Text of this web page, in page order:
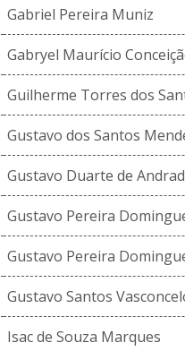
Gabriel Pereira Muniz
Gabryel Maurício
Guilherme Torres dos
Gustavo dos Santos
Gustavo Duarte de
Gustavo Pereira
Gustavo Pereira
Gustavo Santos
Isac de Souza Marques